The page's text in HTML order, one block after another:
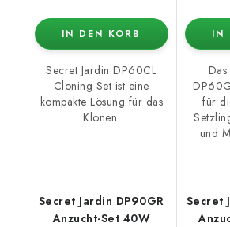
IN DEN KORB
Secret Jardin DP60CL
Cloning Set ist eine
kompakte Lösung für das
Klonen.
IN
für
und
Secret Jardin DP90GR
Anzucht-Set 40W
Secret